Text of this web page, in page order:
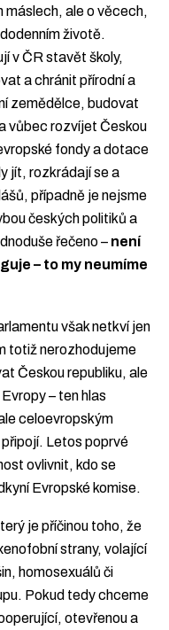
máslech, ale o věcech,
životě.
v ČR stavět školy,
a chránit přírodní a
zemědělce, budovat
vůbec rozvíjet Českou
fondy a dotace
jít, rozkrádají se a
případně je nejsme
českých politiků a
řečeno – není
– to my neumíme
však netkví jen
totiž nerozhodujeme
Českou republiku, ale
– ten hlas
celoevropským
Letos poprvé
ovlivnit, kdo se
Evropské komise.
je příčinou toho, že
strany, volající
homosexuálů či
Pokud tedy chceme
otevřenou a